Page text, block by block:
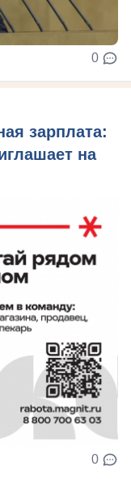
0
зарплата:
на
0